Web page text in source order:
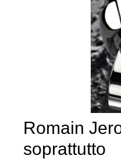
Romain
soprattutto